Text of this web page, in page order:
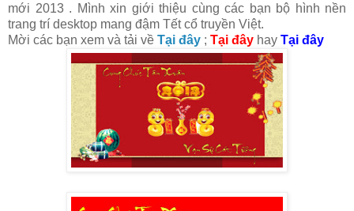
mới 2013 . Mình xin giới thiệu cùng các bạn bộ hình nền
trang trí desktop mang đậm Tết cổ truyền Việt.
Mời các bạn xem và tải về Tại đây ; Tại đây hay Tại đây